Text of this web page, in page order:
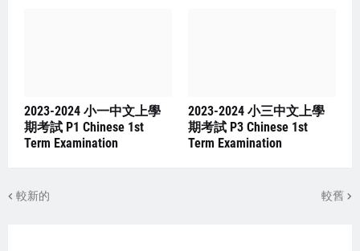
2023-2024 小一中文上學
期考試 P1 Chinese 1st
Term Examination
2023-2024 小三中文上學
期考試 P3 Chinese 1st
Term Examination
較新的 較舊